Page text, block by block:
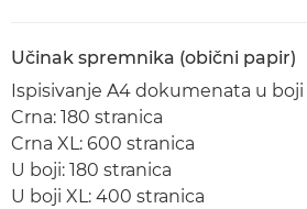
Učinak spremnika (obični papir)
Ispisivanje A4 dokumenata u boji
Crna: 180 stranica
Crna XL: 600 stranica
U boji: 180 stranica
U boji XL: 400 stranica